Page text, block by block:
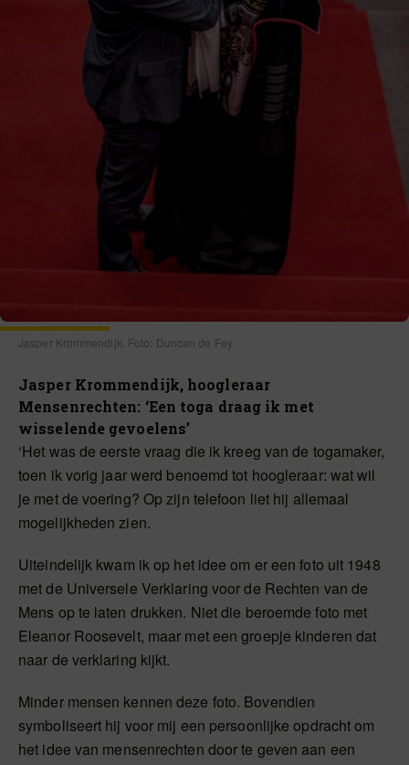
Jasper Krommendijk. Foto: Duncan de Fey
Jasper Krommendijk, hoogleraar
Mensenrechten: ‘Een toga draag ik met
wisselende gevoelens’
‘Het was de eerste vraag die ik kreeg van de togamaker,
toen ik vorig jaar werd benoemd tot hoogleraar: wat wil
je met de voering? Op zijn telefoon liet hij allemaal
mogelijkheden zien.
Uiteindelijk kwam ik op het idee om er een foto uit 1948
met de Universele Verklaring voor de Rechten van de
Mens op te laten drukken. Niet die beroemde foto met
Eleanor Roosevelt, maar met een groepje kinderen dat
naar de verklaring kijkt.
Minder mensen kennen deze foto. Bovendien
symboliseert hij voor mij een persoonlijke opdracht om
het idee van mensenrechten door te geven aan een